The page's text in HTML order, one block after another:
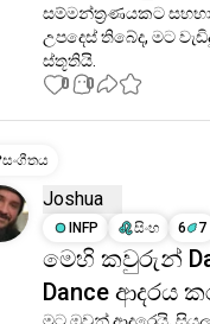
සම්මන්ත්‍රණයකට
උපදෙස් තිබේද, මට
ස්තූතියි.
0 0
සංගීතය
Joshua
INFP
සිංහ 6 7
මෙහි කවුරුන්
Dance ආදරය